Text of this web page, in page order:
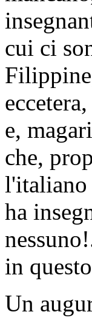
cui ci
e,
che,
l'italiano
ha
in
Un